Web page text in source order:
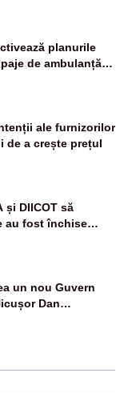
planurile
de ambulanță
medicamente
ale furnizorilor
de a crește prețul
și DIICOT să
au fost închise
un nou Guvern
Dan
cu partidele